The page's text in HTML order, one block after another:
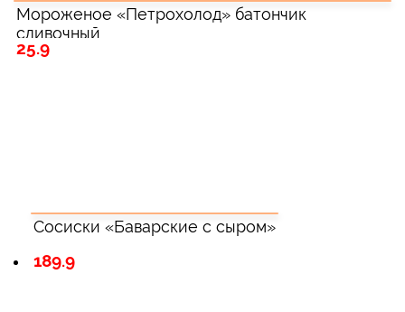
Мороженое «Петрохолод» батончик
сливочный
25.9
Сосиски «Баварские с сыром»
189.9